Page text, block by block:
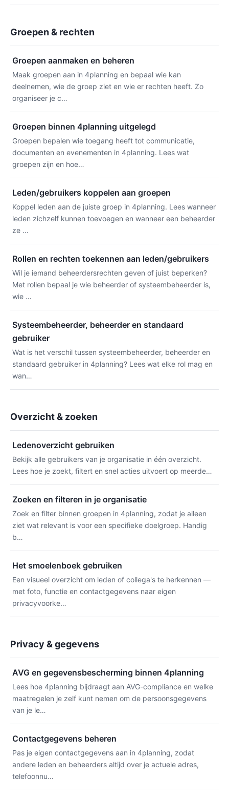
Groepen & rechten
Groepen aanmaken en beheren
Maak groepen aan in 4planning en bepaal wie kan
deelnemen, wie de groep ziet en wie er rechten heeft. Zo
organiseer je c…
Groepen binnen 4planning uitgelegd
Groepen bepalen wie toegang heeft tot communicatie,
documenten en evenementen in 4planning. Lees wat
groepen zijn en hoe…
Leden/gebruikers koppelen aan groepen
Koppel leden aan de juiste groep in 4planning. Lees wanneer
leden zichzelf kunnen toevoegen en wanneer een beheerder
ze …
Rollen en rechten toekennen aan leden/gebruikers
Wil je iemand beheerdersrechten geven of juist beperken?
Met rollen bepaal je wie beheerder of systeembeheerder is,
wie …
Systeembeheerder, beheerder en standaard
gebruiker
Wat is het verschil tussen systeembeheerder, beheerder en
standaard gebruiker in 4planning? Lees wat elke rol mag en
wan…
Overzicht & zoeken
Ledenoverzicht gebruiken
Bekijk alle gebruikers van je organisatie in één overzicht.
Lees hoe je zoekt, filtert en snel acties uitvoert op meerde…
Zoeken en filteren in je organisatie
Zoek en filter binnen groepen in 4planning, zodat je alleen
ziet wat relevant is voor een specifieke doelgroep. Handig
b…
Het smoelenboek gebruiken
Een visueel overzicht om leden of collega's te herkennen —
met foto, functie en contactgegevens naar eigen
privacyvoorke…
Privacy & gegevens
AVG en gegevensbescherming binnen 4planning
Lees hoe 4planning bijdraagt aan AVG-compliance en welke
maatregelen je zelf kunt nemen om de persoonsgegevens
van je le…
Contactgegevens beheren
Pas je eigen contactgegevens aan in 4planning, zodat
andere leden en beheerders altijd over je actuele adres,
telefoonnu…